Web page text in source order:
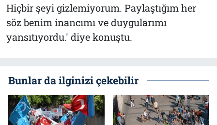
Hiçbir şeyi gizlemiyorum. Paylaştığım her
söz benim inancımı ve duygularımı
yansıtıyordu.' diye konuştu.
Bunlar da ilginizi çekebilir